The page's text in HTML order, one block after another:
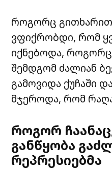
როგორც
ვფიქრობდი, რომ
იქნებოდა, როგორც
შემდგომ ძალიან
გამოვიდა ქუჩაში
მჯეროდა, რომ
როგორ
განწყობა
რეპრესიებმა